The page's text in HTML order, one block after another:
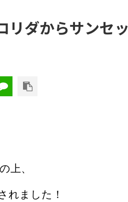
リダからサンセッ
上、
れました！